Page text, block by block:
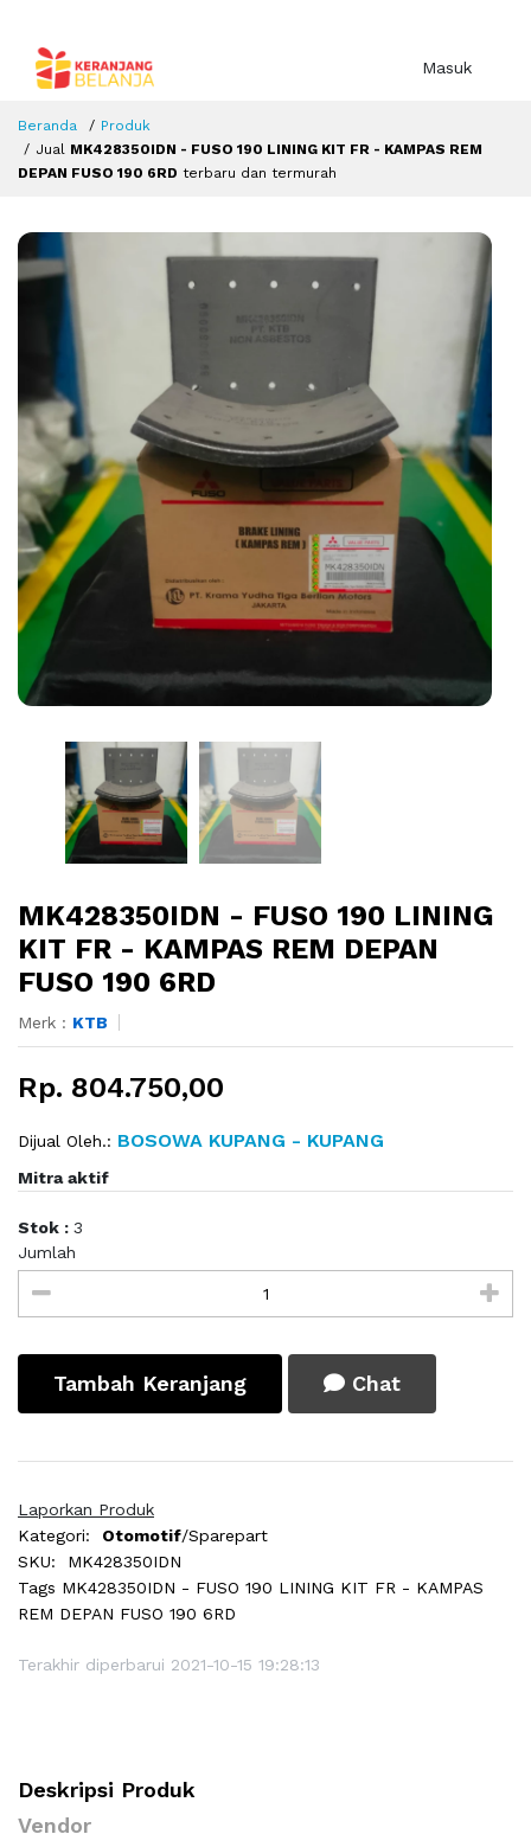
Masuk
Beranda
Produk
Jual MK428350IDN - FUSO 190 LINING KIT FR - KAMPAS REM
DEPAN FUSO 190 6RD terbaru dan termurah
MK428350IDN - FUSO 190 LINING
KIT FR - KAMPAS REM DEPAN
FUSO 190 6RD
Merk : KTB
Rp. 804.750,00
Dijual Oleh.: BOSOWA KUPANG - KUPANG
Mitra aktif
Stok : 3
Jumlah
Tambah Keranjang Chat
Laporkan Produk
Kategori:
Otomotif/Sparepart
SKU:
MK428350IDN
Tags MK428350IDN - FUSO 190 LINING KIT FR - KAMPAS
REM DEPAN FUSO 190 6RD
Terakhir diperbarui 2021-10-15 19:28:13
Deskripsi Produk
Vendor